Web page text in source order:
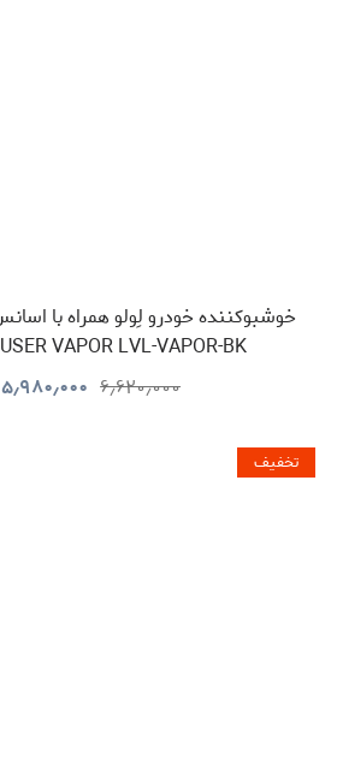
AROMA DIFFUSER VAPOR LVL-VAPOR-BK
۶٫۶۲۰٫۰۰۰ ۵٫۹۸۰٫۰۰۰
تخفیف